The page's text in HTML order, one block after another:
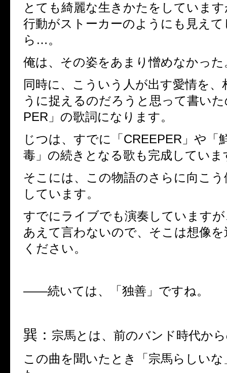
とても綺麗な生きかたをしていま
行動がストーカーのようにも見え
ら …。
俺は、その姿をあまり憎めなかった
同時に、こういう人が出す愛情を、
うに捉えるのだろうと思って書い
PER 」の歌詞になります。
じつは、すでに「 CREEPER 」や「
毒」の続きとなる歌も完成していま
そこには、この物語のさらに向こ
しています。
すでにライブでも演奏しています
あえて言わないので、そこは想像
ください。
――続いては、「独善」ですね。
巽： 宗馬とは、前のバンド時代か
この曲を聞いたとき「宗馬らしい